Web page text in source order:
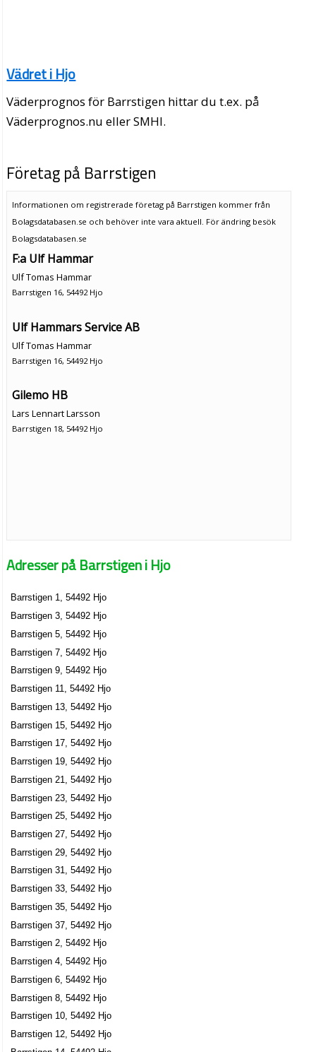
Vädret i Hjo
Väderprognos för Barrstigen hittar du t.ex. på
Väderprognos.nu eller SMHI.
Företag på Barrstigen
Informationen om registrerade företag på Barrstigen kommer från
Bolagsdatabasen.se och behöver inte vara aktuell. För ändring besök
Bolagsdatabasen.se
F:a Ulf Hammar
Ulf Tomas Hammar
Barrstigen 16, 54492 Hjo
Ulf Hammars Service AB
Ulf Tomas Hammar
Barrstigen 16, 54492 Hjo
Gilemo HB
Lars Lennart Larsson
Barrstigen 18, 54492 Hjo
Adresser på Barrstigen i Hjo
Barrstigen 1, 54492 Hjo
Barrstigen 3, 54492 Hjo
Barrstigen 5, 54492 Hjo
Barrstigen 7, 54492 Hjo
Barrstigen 9, 54492 Hjo
Barrstigen 11, 54492 Hjo
Barrstigen 13, 54492 Hjo
Barrstigen 15, 54492 Hjo
Barrstigen 17, 54492 Hjo
Barrstigen 19, 54492 Hjo
Barrstigen 21, 54492 Hjo
Barrstigen 23, 54492 Hjo
Barrstigen 25, 54492 Hjo
Barrstigen 27, 54492 Hjo
Barrstigen 29, 54492 Hjo
Barrstigen 31, 54492 Hjo
Barrstigen 33, 54492 Hjo
Barrstigen 35, 54492 Hjo
Barrstigen 37, 54492 Hjo
Barrstigen 2, 54492 Hjo
Barrstigen 4, 54492 Hjo
Barrstigen 6, 54492 Hjo
Barrstigen 8, 54492 Hjo
Barrstigen 10, 54492 Hjo
Barrstigen 12, 54492 Hjo